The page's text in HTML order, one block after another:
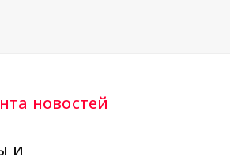
новостей
и